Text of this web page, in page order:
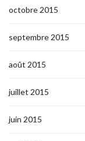
octobre 2015
septembre 2015
août 2015
juillet 2015
juin 2015